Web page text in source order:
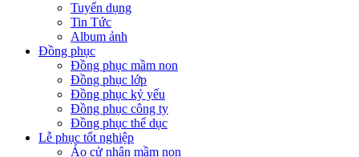
Tuyển dụng
Tin Tức
Album ảnh
Đồng phục
Đồng phục mầm non
Đồng phục lớp
Đồng phục kỷ yếu
Đồng phục công ty
Đồng phục thể dục
Lễ phục tốt nghiệp
Áo cử nhân mầm non